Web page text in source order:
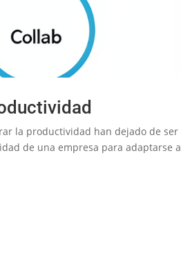
la productividad han dejado de ser
de una empresa para adaptarse a